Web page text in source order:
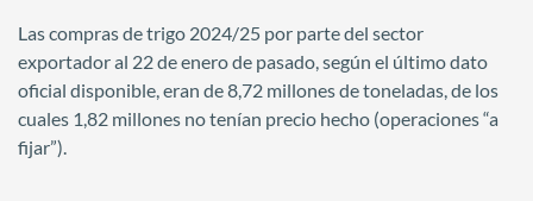
Las compras de trigo 2024/25 por parte del sector
exportador al 22 de enero de pasado, según el último dato
oficial disponible, eran de 8,72 millones de toneladas, de los
cuales 1,82 millones no tenían precio hecho (operaciones “a
fijar”).